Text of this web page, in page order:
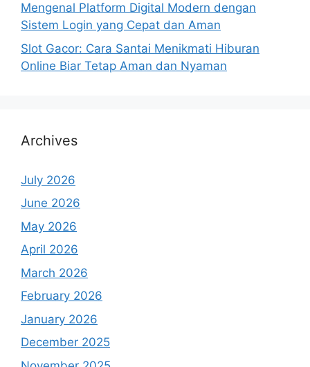
Mengenal Platform Digital Modern dengan
Sistem Login yang Cepat dan Aman
Slot Gacor: Cara Santai Menikmati Hiburan
Online Biar Tetap Aman dan Nyaman
Archives
July 2026
June 2026
May 2026
April 2026
March 2026
February 2026
January 2026
December 2025